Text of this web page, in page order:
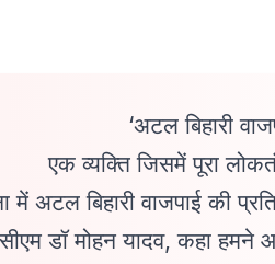
‘अटल बिहारी
एक व्यक्ति जिसमें पूरा
में अटल बिहारी वाजपाई की
डॉ मोहन यादव, कहा हमने